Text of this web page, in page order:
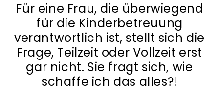
Für eine Frau, die überwiegend
für die Kinderbetreuung
verantwortlich ist, stellt sich die
Frage, Teilzeit oder Vollzeit erst
gar nicht. Sie fragt sich, wie
schaffe ich das alles?!